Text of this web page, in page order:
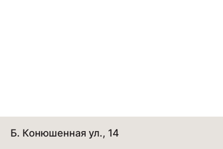
Б. Конюшенная ул., 14